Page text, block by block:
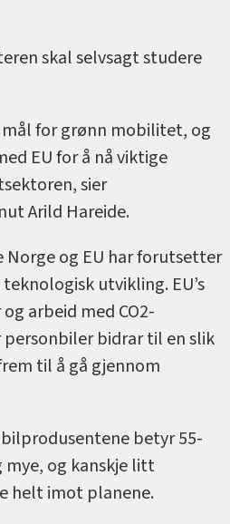
skal selvsagt studere
mål for grønn mobilitet, og
EU for å nå viktige
sier
Arild Hareide.
Norge og EU har forutsetter
utvikling. EU’s
arbeid med CO2-
bidrar til en slik
til å gå gjennom
betyr 55-
mye, og kanskje litt
helt imot planene.